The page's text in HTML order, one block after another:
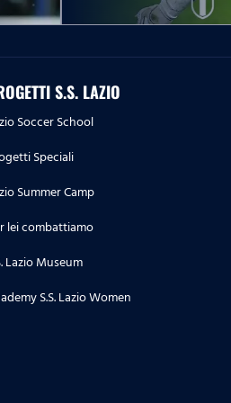
10.05.26
Serie A Women
Women-Ternana,
partita
S.S. LAZIO
Soccer School
Speciali
Summer Camp
lei combattiamo
Lazio Museum
S.S. Lazio Women